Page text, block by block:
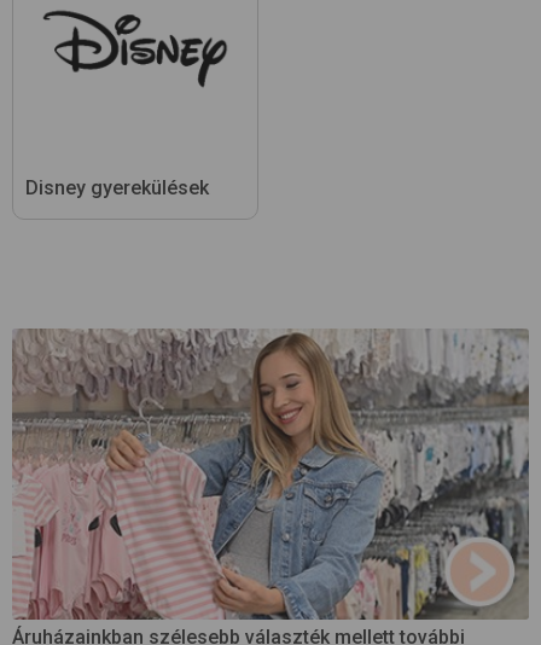
Disney gyerekülések
Áruházainkban szélesebb választék mellett további